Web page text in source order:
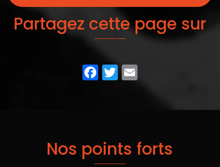
Partagez cette page sur
Facebook
Twitter
Nos points forts